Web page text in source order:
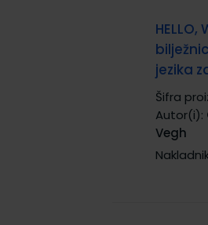
jezika
Šifra
Autor(i):
Vegh